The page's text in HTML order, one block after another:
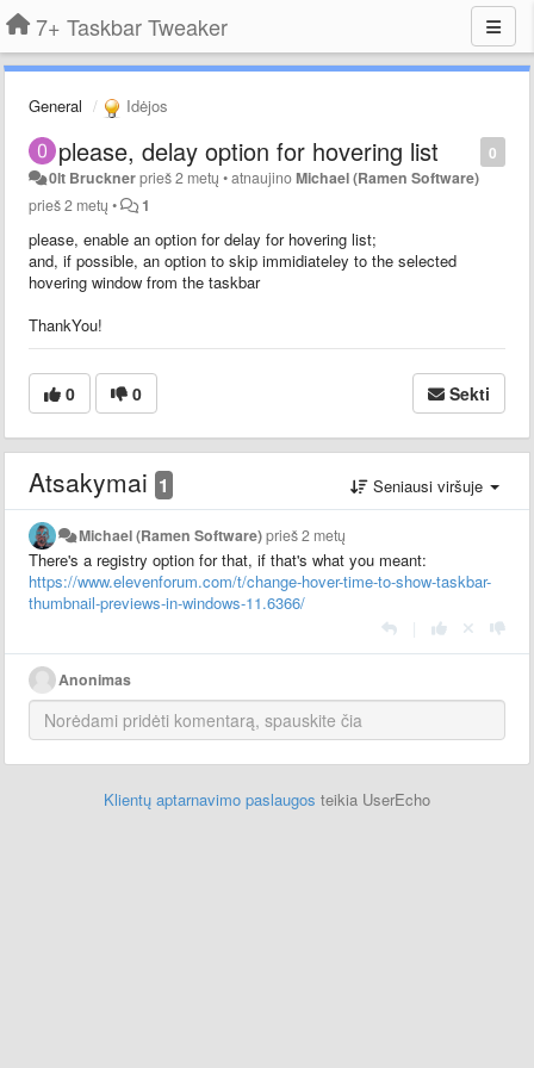
7+ Taskbar Tweaker
General Idėjos
0
please, delay option for hovering list
0lt Brucknerprieš 2 metų•atnaujinoMichael (Ramen Software)
prieš 2 metų • 1
please, enable an option for delay for hovering list;
and, if possible, an option to skip immidiateley to the selected
hovering window from the taskbar
ThankYou!
0 0 Sekti
Atsakymai 1 Seniausi viršuje
Michael (Ramen Software)prieš 2 metų
There's a registry option for that, if that's what you meant:
https://www.elevenforum.com/t/change-hover-time-to-show-taskbar-
thumbnail-previews-in-windows-11.6366/
Anonimas
Klientų aptarnavimo paslaugos teikia UserEcho